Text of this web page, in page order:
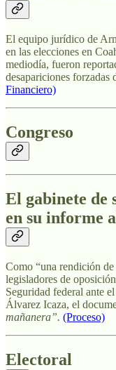
El equipo jurídico de
en las elecciones en
mediodía, fueron
desapariciones forzadas
Financiero)
Congreso
El gabinete de
en su informe
Como “una rendición
legisladores de
Seguridad federal ante
Álvarez Icaza, el
mañanera”. (Proceso)
Electoral